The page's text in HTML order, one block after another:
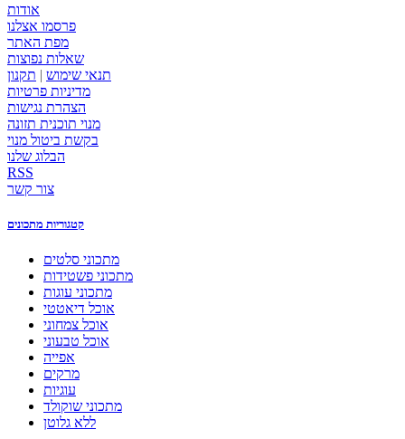
אודות
פרסמו אצלנו
מפת האתר
שאלות נפוצות
תנאי שימוש | תקנון
מדיניות פרטיות
הצהרת נגישות
מנוי תוכנית תזונה
בקשת ביטול מנוי
הבלוג שלנו
RSS
צור קשר
קטגוריות מתכונים
מתכוני סלטים
מתכוני פשטידות
מתכוני עוגות
אוכל דיאטטי
אוכל צמחוני
אוכל טבעוני
אפייה
מרקים
עוגיות
מתכוני שוקולד
ללא גלוטן